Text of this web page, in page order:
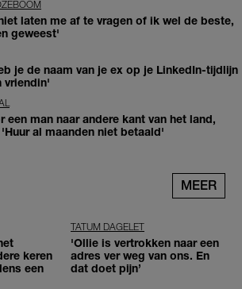
laten me af te vragen of ik wel de beste,
geweest'
je de naam van je ex op je LinkedIn-tijdlijn
vriendin'
een man naar andere kant van het land,
al maanden niet betaald'
MEER
keren
een
TATUM DAGELET
'Ollie is vertrokken naar een
adres ver weg van ons. En
dat doet pijn’